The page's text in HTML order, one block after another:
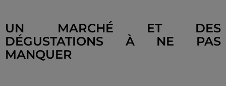
UN MARCHÉ ET DES
DÉGUSTATIONS À NE PAS
MANQUER